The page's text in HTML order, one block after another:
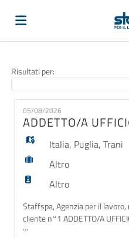
Offerte
lavoro
Carica
CV
Login
Lingua
Risultati per:
05/08/2026
ADDETTO/A
Italia, Puglia,Trani
Altro
Altro
Staffspa, Agenzia per il
cliente n°1 ADDETTO/A
si occuperà di: - Implementare
...